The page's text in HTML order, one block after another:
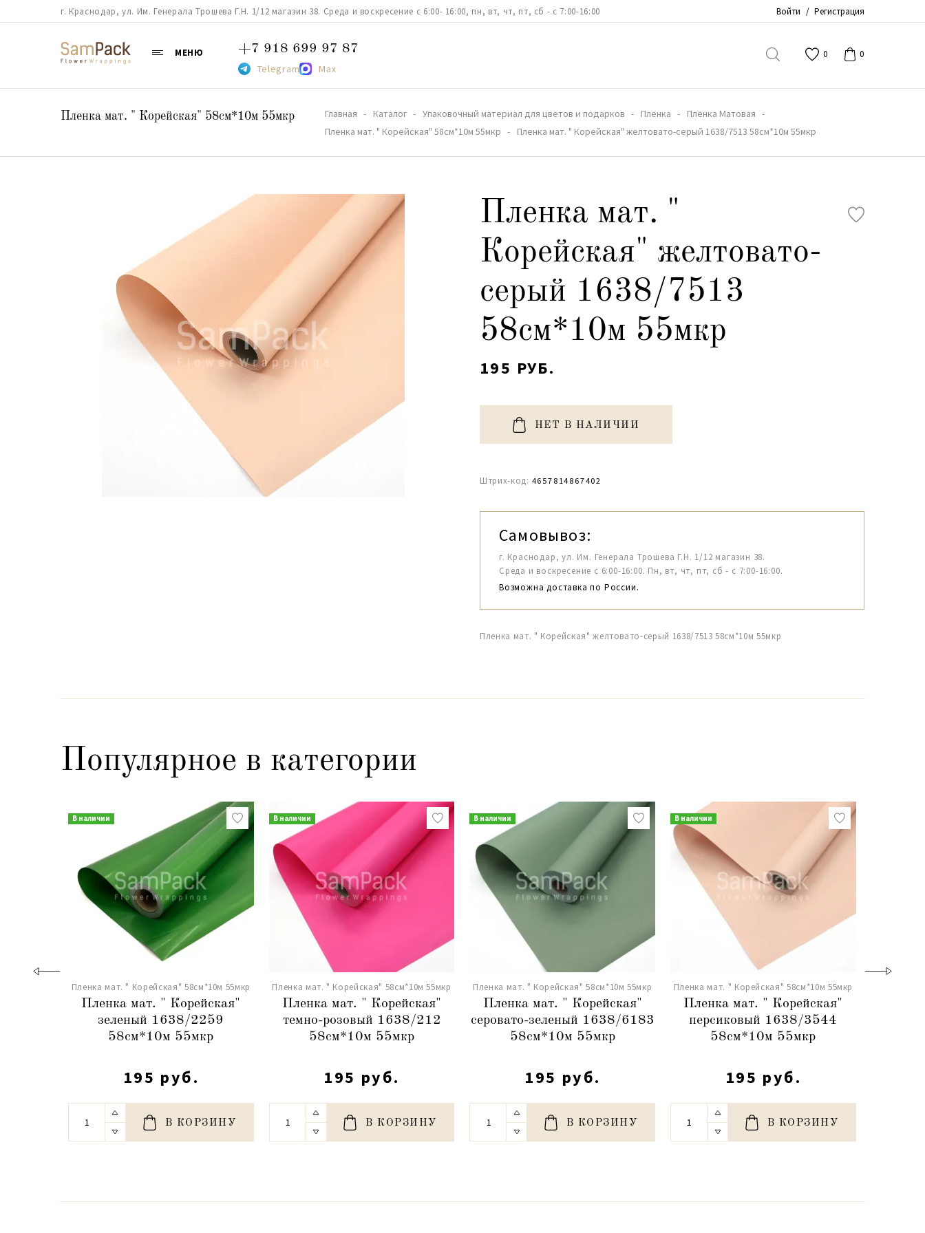
г. Краснодар, ул. Им. Генерала Трошева Г.Н. 1/12 магазин 38. Среда и воскресение с 6:00- 16:00, пн, вт, чт, пт, сб - с 7:00-16:00 Войти / Регистрация
МЕНЮ +7 918 699 97 87
Telegram Max
0 0
Пленка мат. " Корейская" 58см*10м 55мкр Главная Каталог Упаковочный материал для цветов и подарков Пленка
Плёнка Матовая
Пленка мат. " Корейская" 58см*10м 55мкр
Пленка мат. " Корейская" желтовато-серый 1638/7513 58см*10м 55мкр
Пленка мат. "
Корейская" желтовато-
серый 1638/7513
58см*10м 55мкр
195 РУБ.
НЕТ В НАЛИЧИИ
Штрих-код: 4657814867402
Самовывоз:
г. Краснодар, ул. Им. Генерала Трошева Г.Н. 1/12 магазин 38.
Среда и воскресение с 6:00-16:00. Пн, вт, чт, пт, сб - с 7:00-16:00.
Возможна доставка по России.
Пленка мат. " Корейская" желтовато-серый 1638/7513 58см*10м 55мкр
Популярное в категории
В наличии
Пленка мат. " Корейская" 58см*10м 55мкр
Пленка мат. " Корейская"
зеленый 1638/2259
58см*10м 55мкр
195 руб.
В КОРЗИНУ
В наличии
Пленка мат. " Корейская" 58см*10м 55мкр
Пленка мат. " Корейская"
темно-розовый 1638/212
58см*10м 55мкр
195 руб.
В КОРЗИНУ
В наличии
Пленка мат. " Корейская" 58см*10м 55мкр
Пленка мат. " Корейская"
серовато-зеленый 1638/6183
58см*10м 55мкр
195 руб.
В КОРЗИНУ
В наличии
Пленка мат. " Корейская" 58см*10м 55мкр
Пленка мат. " Корейская"
персиковый 1638/3544
58см*10м 55мкр
195 руб.
В КОРЗИНУ